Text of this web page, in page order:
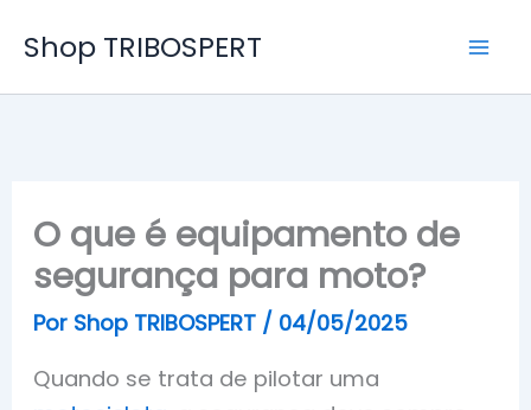
para
o
Shop TRIBOSPERT
O que é equipamento de
segurança para moto?
Por Shop TRIBOSPERT / 04/05/2025
Quando se trata de pilotar uma